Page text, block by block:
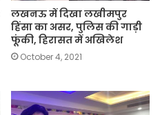
लखनऊ में दिखा लखीमपुर
हिंसा का असर, पुलिस की गाड़ी
फूंकी, हिरासत में अखिलेश
October 4, 2021